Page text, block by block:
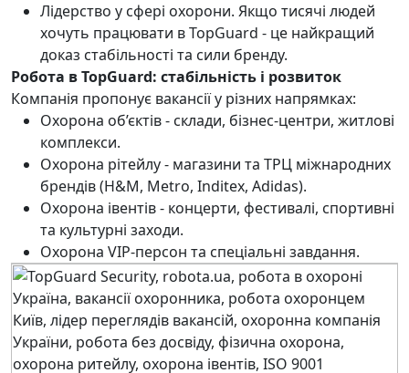
Лідерство у сфері охорони. Якщо тисячі людей
хочуть працювати в TopGuard - це найкращий
доказ стабільності та сили бренду.
Робота в TopGuard: стабільність і розвиток
Компанія пропонує вакансії у різних напрямках:
Охорона об’єктів - склади, бізнес-центри, житлові
комплекси.
Охорона рітейлу - магазини та ТРЦ міжнародних
брендів (H&M, Metro, Inditex, Adidas).
Охорона івентів - концерти, фестивалі, спортивні
та культурні заходи.
Охорона VIP-персон та спеціальні завдання.